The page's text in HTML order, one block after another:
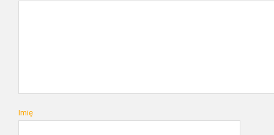
Imię